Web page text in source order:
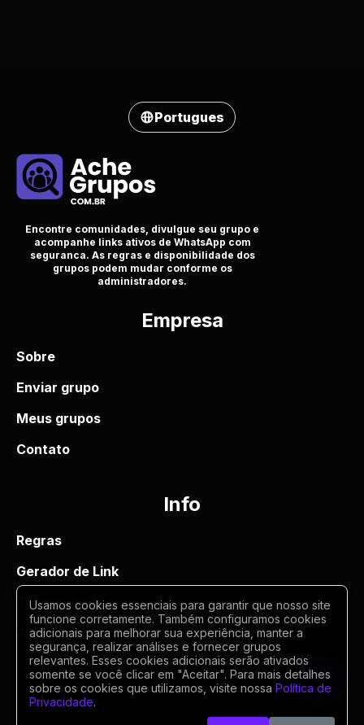
Portugues
Encontre comunidades, divulgue seu grupo e
acompanhe links ativos de WhatsApp com
seguranca. As regras e disponibilidade dos
grupos podem mudar conforme os
administradores.
Empresa
Sobre
Enviar grupo
Meus grupos
Contato
Info
Regras
Gerador de Link
Termos de uso
Politica de privacidade
Usamos cookies essenciais para garantir que nosso site
funcione corretamente. Também configuramos cookies
adicionais para melhorar sua experiência, manter a
segurança, realizar análises e fornecer grupos
relevantes. Esses cookies adicionais serão ativados
somente se você clicar em "Aceitar". Para mais detalhes
sobre os cookies que utilizamos, visite nossa Política de
Privacidade.